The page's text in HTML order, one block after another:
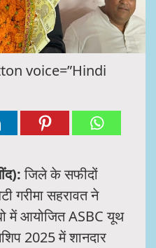
voice=”Hindi
जिले के सफीदों
गरीमा सहरावत ने
में आयोजित ASBC यूथ
2025 में शानदार